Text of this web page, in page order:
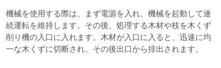
機械を使用する際は、まず電源を入れ、機械を起動して連
続運転を維持します。その後、処理する木材や枝を木くず
削り機の入口に入れます。木材が入口に入ると、迅速に均
一な木くずに切断され、その後出口から排出されます。